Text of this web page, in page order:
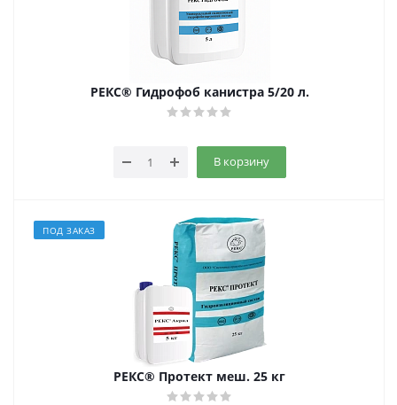
РЕКС® Гидрофоб канистра 5/20 л.
В корзину
ПОД ЗАКАЗ
РЕКС® Протект меш. 25 кг